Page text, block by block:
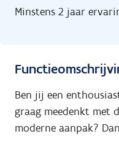
Minstens 2 jaar
Ben jij een
graag meedenkt met
moderne aanpak?